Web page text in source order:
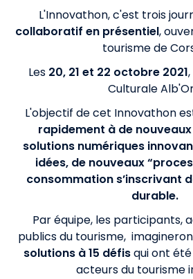
L'Innovathon, c'est trois
collaboratif en présentiel,
tourisme de
Les 20, 21 et 22 octobre 2021
Culturale
L'objectif de cet Innovathon
rapidement à de
solutions numériques
idées, de nouveaux
consommation s’inscrivant
durable.
Par équipe, lesparticipants,
publics du tourisme,
solutions à15 défisqui ont
acteurs du tourisme